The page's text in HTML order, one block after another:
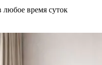
любое время суток